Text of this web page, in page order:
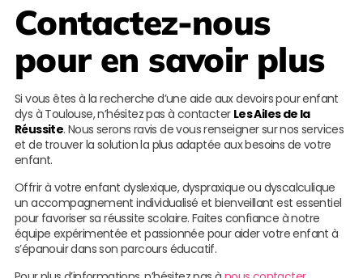
Contactez-nous
pour en savoir plus
Si vous êtes à la recherche d’une aide aux devoirs pour enfant
dys à Toulouse, n’hésitez pas à contacter Les Ailes de la
Réussite. Nous serons ravis de vous renseigner sur nos services
et de trouver la solution la plus adaptée aux besoins de votre
enfant.
Offrir à votre enfant dyslexique, dyspraxique ou dyscalculique
un accompagnement individualisé et bienveillant est essentiel
pour favoriser sa réussite scolaire. Faites confiance à notre
équipe expérimentée et passionnée pour aider votre enfant à
s’épanouir dans son parcours éducatif.